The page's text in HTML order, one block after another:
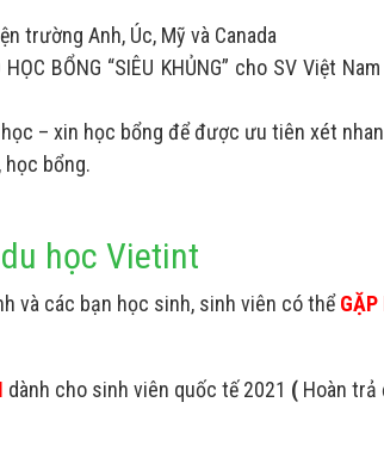
trường Anh, Úc, Mỹ và Canada
BỔNG “SIÊU KHỦNG” cho SV Việt
– xin học bổng để được ưu tiên xét
học bổng.
học Vietint
và các bạn học sinh, sinh viên có thểGẶP
dành cho sinh viên quốc tế 2021 ( Hoàn trả